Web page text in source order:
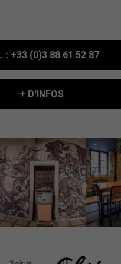
: +33 (0)3 88 61 52 87
+ D'INFOS